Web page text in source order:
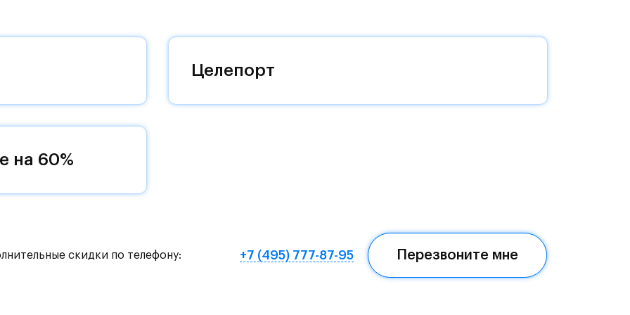
престижный статус западного
«своей» территорией, куда хочется
на Красногорское и Рублево-Успенское шоссе.
метро МЦД «Одинцово».
на «Северный обход Одинцово».
Целепорт
на 60%
скидки по телефону: +7 (495) 777-87-95 Перезвоните мне